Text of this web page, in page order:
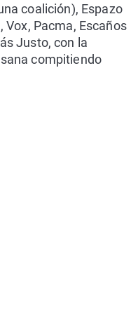
coalición), Espazo
Pacma, Escaños
Justo, con la
compitiendo